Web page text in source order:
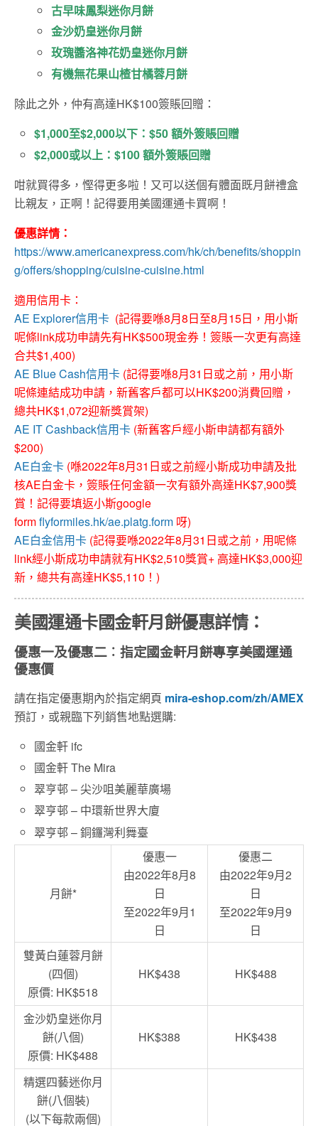
古早味鳳梨迷你月餅
金沙奶皇迷你月餅
玫瑰醬洛神花奶皇迷你月餅
有機無花果山楂甘橘蓉月餅
除此之外，仲有高達HK$100簽賬回贈：
$1,000至$2,000以下：$50 額外簽賬回贈
$2,000或以上：$100 額外簽賬回贈
咁就買得多，慳得更多啦！又可以送個有體面既月餅禮盒
比親友，正啊！記得要用美國運通卡買啊！
優惠詳情：
https://www.americanexpress.com/hk/ch/benefits/shoppin
g/offers/shopping/cuisine-cuisine.html
適用信用卡：
AE Explorer信用卡 (記得要喺8月8日至8月15日，用小斯
呢條link成功申請先有HK$500現金券！簽賬一次更有高達
合共$1,400)
AE Blue Cash信用卡 (記得要喺8月31日或之前，用小斯
呢條連結成功申請，新舊客戶都可以HK$200消費回贈，
總共HK$1,072迎新獎賞架)
AE IT Cashback信用卡 (新舊客戶經小斯申請都有額外
$200)
AE白金卡 (喺2022年8月31日或之前經小斯成功申請及批
核AE白金卡，簽賬任何金額一次有額外高達HK$7,900獎
賞！記得要填返小斯google
formflyformiles.hk/ae.platg.form 呀)
AE白金信用卡 (記得要喺2022年8月31日或之前，用呢條
link經小斯成功申請就有HK$2,510獎賞+ 高達HK$3,000迎
新，總共有高達HK$5,110！)
美國運通卡國金軒月餅優惠詳情：
優惠一及優惠二︰指定國金軒月餅專享美國運通
優惠價
請在指定優惠期內於指定網⾴ mira-eshop.com/zh/AMEX
預訂，或親臨下列銷售地點選購:
國金軒 ifc
國金軒 The Mira
翠亨邨 – 尖沙咀美麗華廣場
翠亨邨 – 中環新世界大廈
翠亨邨 – 銅鑼灣利舞臺
月餅*
優惠一
由2022年8月8
日
至2022年9月1
日
優惠二
由2022年9月2
日
至2022年9月9
日
雙黃白蓮蓉月餅
(四個)
原價: HK$518
HK$438 HK$488
金沙奶皇迷你月
餅(八個)
原價: HK$488
HK$388 HK$438
精選四藝迷你月
餅(八個裝)
(以下每款兩個)